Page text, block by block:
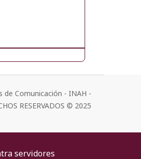
de Comunicación - INAH -
RESERVADOS © 2025
servidores